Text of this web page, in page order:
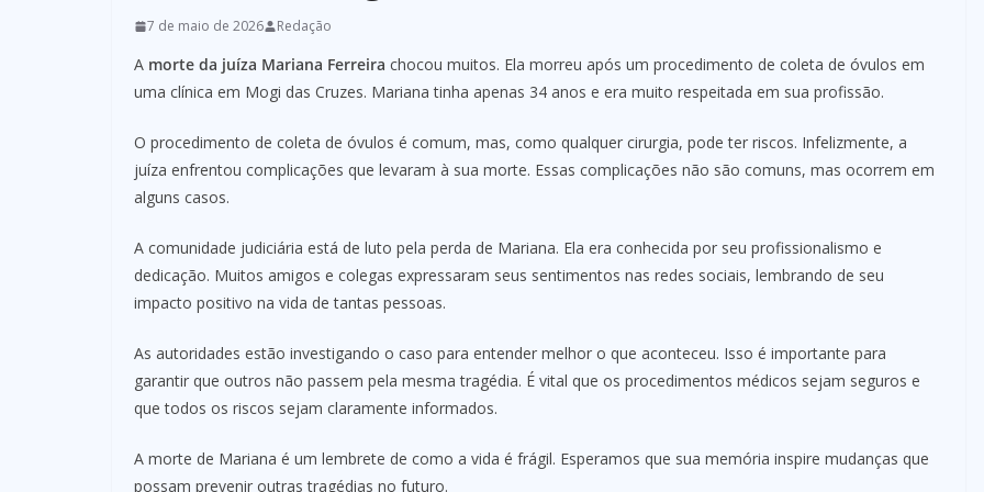
7 de maio de 2026 Redação
A morte da juíza Mariana Ferreira chocou muitos. Ela morreu após um procedimento de coleta de óvulos em
uma clínica em Mogi das Cruzes. Mariana tinha apenas 34 anos e era muito respeitada em sua profissão.
O procedimento de coleta de óvulos é comum, mas, como qualquer cirurgia, pode ter riscos. Infelizmente, a
juíza enfrentou complicações que levaram à sua morte. Essas complicações não são comuns, mas ocorrem em
alguns casos.
A comunidade judiciária está de luto pela perda de Mariana. Ela era conhecida por seu profissionalismo e
dedicação. Muitos amigos e colegas expressaram seus sentimentos nas redes sociais, lembrando de seu
impacto positivo na vida de tantas pessoas.
As autoridades estão investigando o caso para entender melhor o que aconteceu. Isso é importante para
garantir que outros não passem pela mesma tragédia. É vital que os procedimentos médicos sejam seguros e
que todos os riscos sejam claramente informados.
A morte de Mariana é um lembrete de como a vida é frágil. Esperamos que sua memória inspire mudanças que
possam prevenir outras tragédias no futuro.